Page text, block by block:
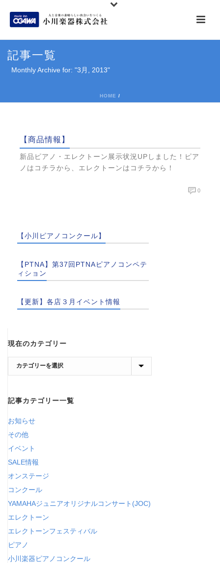
記事一覧
Monthly Archive for: "3月, 2013"
HOME /
【商品情報】
新品ピアノ・エレクトーン展示状況UPしました！ピア
ノはコチラから、エレクトーンはコチラから！
0
【小川ピアノコンクール】
【PTNA】第37回PTNAピアノコンペテ
ィション
【更新】各店３月イベント情報
現在のカテゴリー
在
カ
ゴ
リ
ー
記事カテゴリー一覧
お知らせ
その他
イベント
SALE情報
オンステージ
コンクール
YAMAHAジュニアオリジナルコンサート(JOC)
エレクトーン
エレクトーンフェスティバル
ピアノ
小川楽器ピアノコンクール